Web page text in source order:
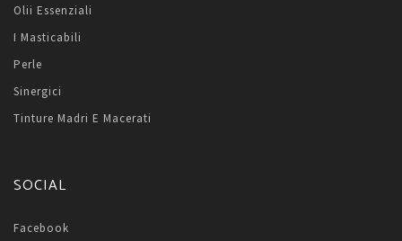
Olii Essenziali
I Masticabili
Perle
Sinergici
Tinture Madri E Macerati
SOCIAL
Facebook